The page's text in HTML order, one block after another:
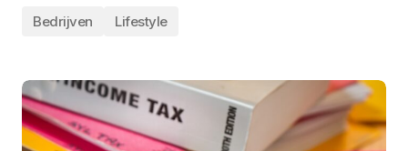
Bedrijven Lifestyle